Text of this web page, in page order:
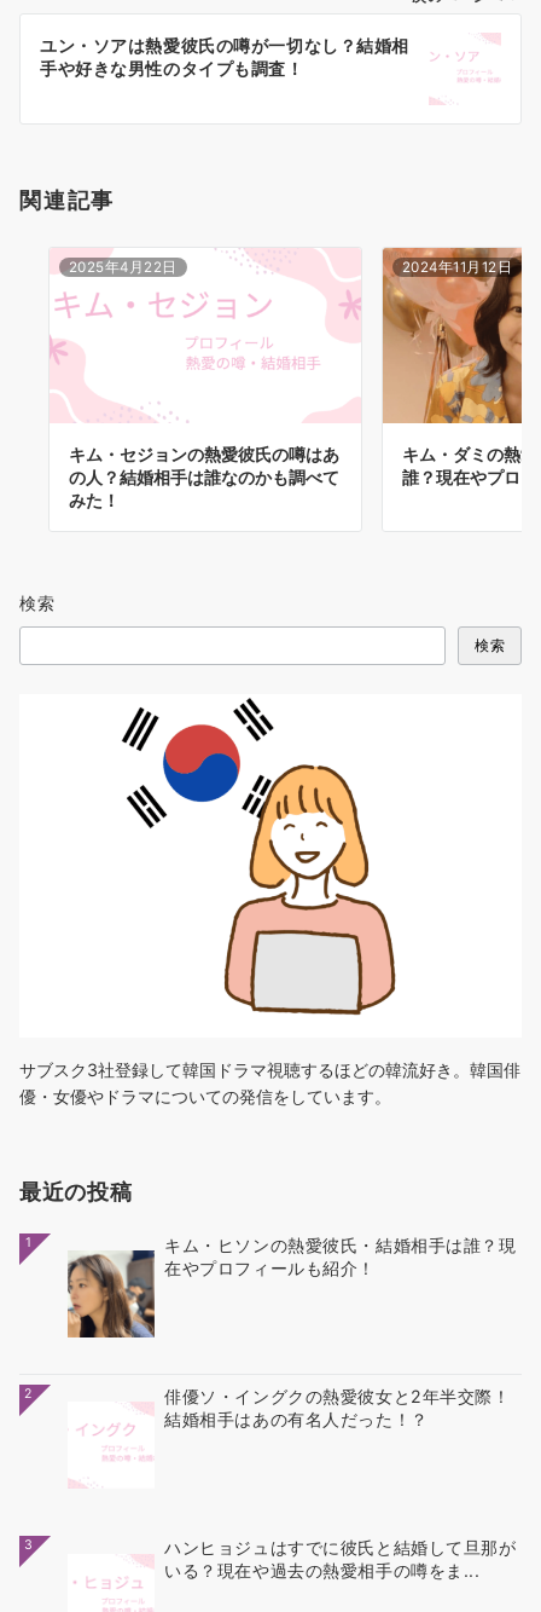
ン
ユン・ソアは熱愛彼氏の噂が一切なし？結婚相
手や好きな男性のタイプも調査！
関連記事
2025年4月22日
キム・セジョンの熱愛彼氏の噂はあ
の人？結婚相手は誰なのかも調べて
みた！
2024年11月12日
キム・ダミの熱
誰？現在やプロ
検索
検索
サブスク3社登録して韓国ドラマ視聴するほどの韓流好き。韓国俳
優・女優やドラマについての発信をしています。
最近の投稿
1
キム・ヒソンの熱愛彼氏・結婚相手は誰？現
在やプロフィールも紹介！
2
俳優ソ・イングクの熱愛彼女と2年半交際！
結婚相手はあの有名人だった！？
3
ハンヒョジュはすでに彼氏と結婚して旦那が
いる？現在や過去の熱愛相手の噂をま...